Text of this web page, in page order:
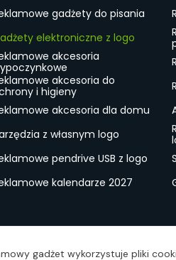
gadżety do pisania
elektroniczne z logo
akcesoria
akcesoria do
i higieny
akcesoria dla domu
z własnym logo
pendrive USB z logo
kalendarze 2027
gadżet wykorzystuje pliki